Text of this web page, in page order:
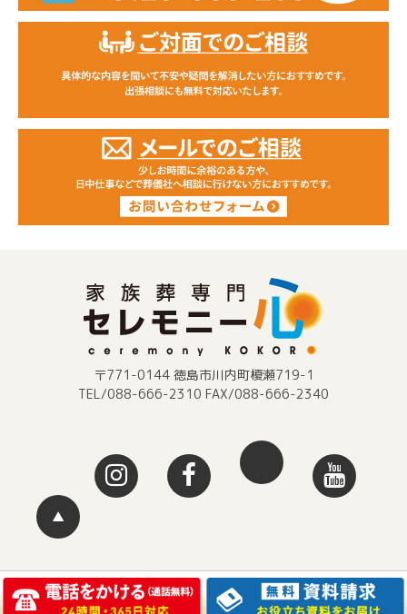
〒771-0144 徳島市川内町榎瀬719-1
TEL/088-666-2310 FAX/088-666-2340
▲